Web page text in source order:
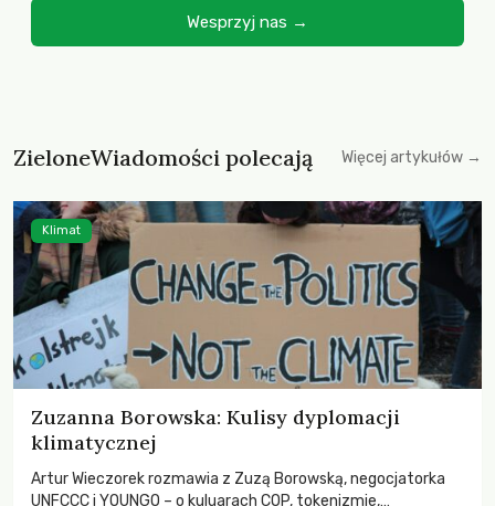
Wesprzyj nas →
ZieloneWiadomości polecają Więcej artykułów →
Zuzanna Borowska: Kulisy dyplomacji
klimatycznej
Artur Wieczorek rozmawia z Zuzą Borowską, negocjatorka
UNFCCC i YOUNGO – o kuluarach COP, tokenizmie,
Klimat